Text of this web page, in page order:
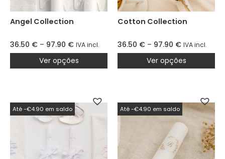
Angel Collection
36.50 € – 97.90 € IVA incl.
Ver opções
Cotton Collection
36.50 € – 97.90 € IVA incl.
Ver opções
Até -€4.90 em saldo Até -€4.90 em saldo